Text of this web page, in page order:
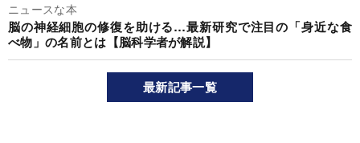
ニュースな本
脳の神経細胞の修復を助ける…最新研究で注目の「身近な食
べ物」の名前とは【脳科学者が解説】
最新記事一覧